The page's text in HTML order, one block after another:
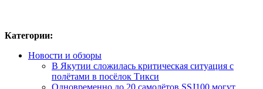
Категории:
Новости и обзоры
В Якутии сложилась критическая ситуация с
полётами в посёлок Тикси
Одновременно до 20 самолётов SSJ100 могут